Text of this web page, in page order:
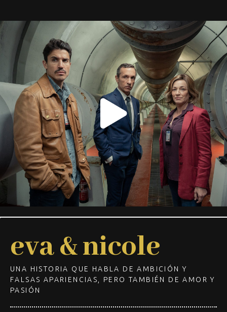
eva & nicole
UNA HISTORIA QUE HABLA DE AMBICIÓN Y
FALSAS APARIENCIAS, PERO TAMBIÉN DE AMOR Y
PASIÓN